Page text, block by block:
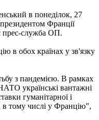
в понеділок, 27
Франції
прес-служба ОП.
в обох країнах у зв'язку
з пандемією. В рамках
українські вантажні
гуманітарної і
в тому числі у Францію",